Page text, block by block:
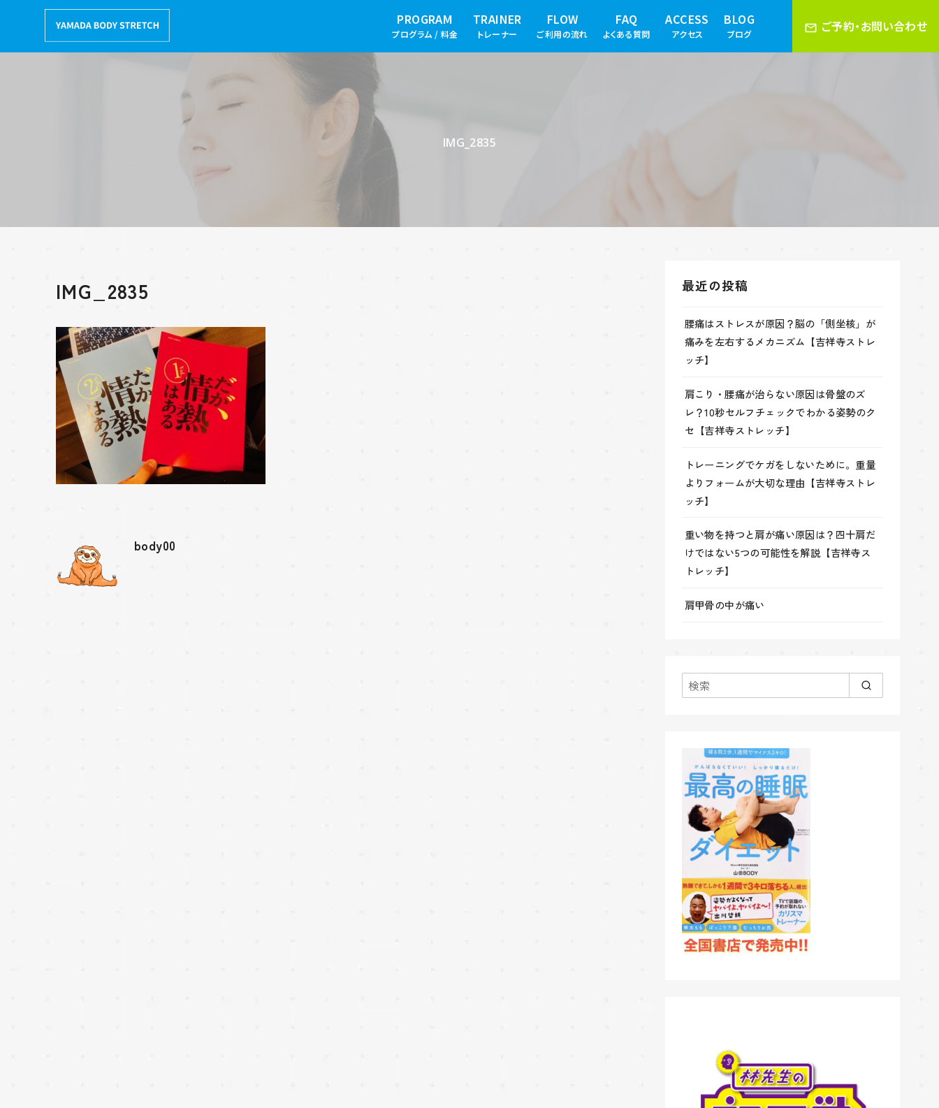
テ
PROGRAM
プログラム / 料金
TRAINER
トレーナー
FLOW
ご利用の流れ
FAQ
よくある質問
ACCESS
アクセス
BLOG
ブログ
IMG_2835
ご予約・お問い合わせ
IMG_2835
body00
最近の投稿
腰痛はストレスが原因？脳の「側坐核」が
痛みを左右するメカニズム【吉祥寺ストレ
ッチ】
肩こり・腰痛が治らない原因は骨盤のズ
レ？10秒セルフチェックでわかる姿勢のク
セ【吉祥寺ストレッチ】
トレーニングでケガをしないために。重量
よりフォームが大切な理由【吉祥寺ストレ
ッチ】
重い物を持つと肩が痛い原因は？四十肩だ
けではない5つの可能性を解説【吉祥寺ス
トレッチ】
肩甲骨の中が痛い